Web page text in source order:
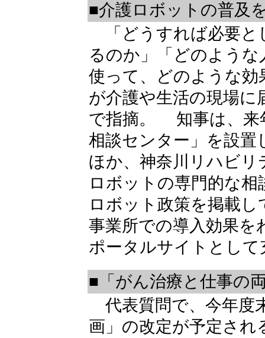
■介護ロボットの普及
「どうすれば必要と
るのか」「どのよう
使って、どのような
が介護や生活の現場
で指摘。 知事は、来
相談センター」を設置
ほか、神奈川リハビ
ロボットの専門的な
ロボット政策を掲載
事業所での導入効果を
ポータルサイトとし
■「がん治療と仕事の
代表質問で、今年度
画」の改定が予定され